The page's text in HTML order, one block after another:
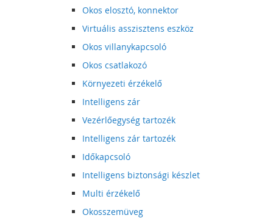
Okos elosztó, konnektor
Virtuális asszisztens eszköz
Okos villanykapcsoló
Okos csatlakozó
Környezeti érzékelő
Intelligens zár
Vezérlőegység tartozék
Intelligens zár tartozék
Időkapcsoló
Intelligens biztonsági készlet
Multi érzékelő
Okosszemüveg